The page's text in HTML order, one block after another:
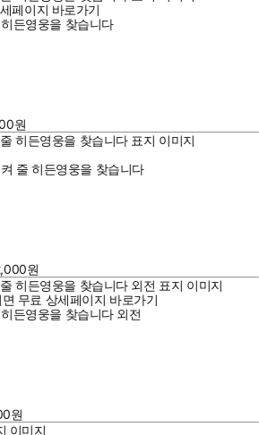
페이지 바로가기
든영웅을 찾습니다
원
줄 히든영웅을 찾습니다
원
무료 상세페이지 바로가기
든영웅을 찾습니다 외전
원